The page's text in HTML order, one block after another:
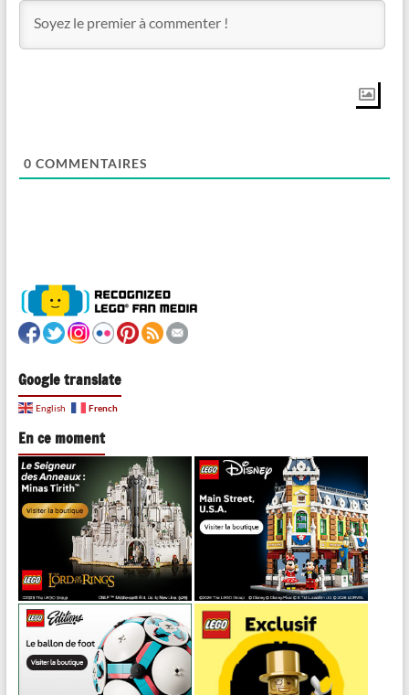
0 COMMENTAIRES
Google translate
English French
En ce moment